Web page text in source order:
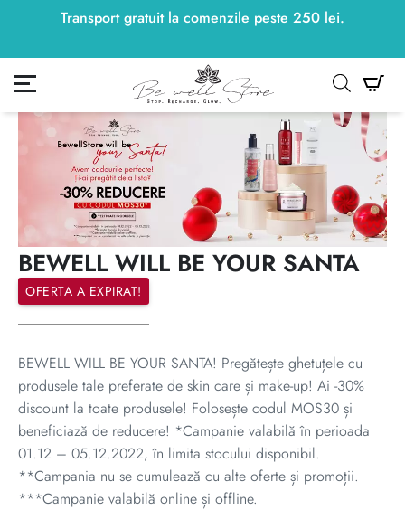
Transport gratuit la comenzile peste 250 lei.
250lei
meu
BEWELL WILL BE YOUR SANTA
OFERTA A EXPIRAT!
BEWELL WILL BE YOUR SANTA! Pregătește ghetuțele cu
produsele tale preferate de skin care și make-up! Ai -30%
discount la toate produsele! Folosește codul MOS30 și
beneficiază de reducere! *Campanie valabilă în perioada
01.12 – 05.12.2022, în limita stocului disponibil.
**Campania nu se cumulează cu alte oferte și promoții.
***Campanie valabilă online și offline.